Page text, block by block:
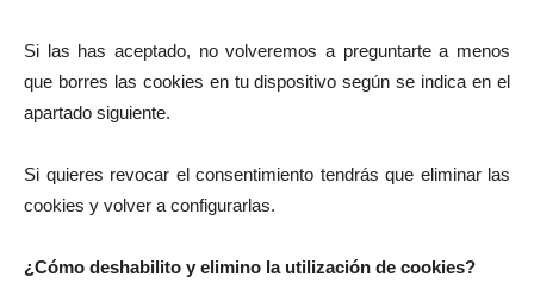
Si las has aceptado, no volveremos a preguntarte a menos
que borres las cookies en tu dispositivo según se indica en el
apartado siguiente.
Si quieres revocar el consentimiento tendrás que eliminar las
cookies y volver a configurarlas.
¿Cómo deshabilito y elimino la utilización de cookies?